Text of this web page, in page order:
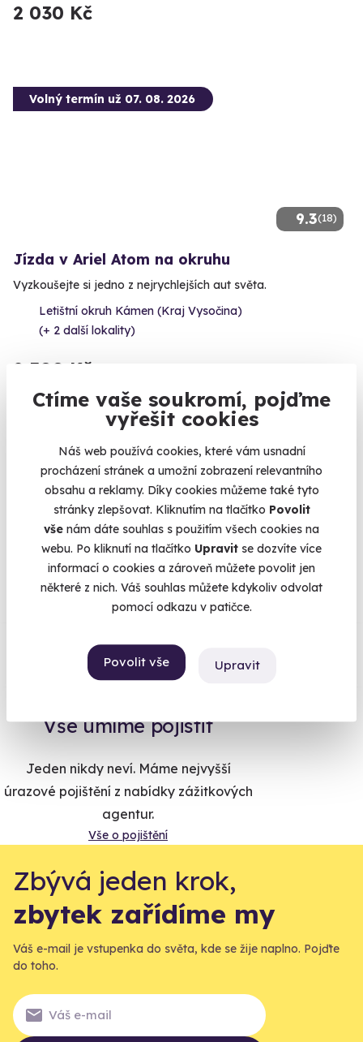
Ctíme vaše soukromí, pojďme
vyřešit cookies
Náš web používá cookies, které vám usnadní
procházení stránek a umožní zobrazení relevantního
obsahu a reklamy. Díky cookies můžeme také tyto
stránky zlepšovat. Kliknutím na tlačítko Povolit
vše nám dáte souhlas s použitím všech cookies na
webu. Po kliknutí na tlačítko Upravit se dozvíte více
informací o cookies a zároveň můžete povolit jen
některé z nich. Váš souhlas můžete kdykoliv odvolat
pomocí odkazu v patičce.
Povolit vše Upravit
2 030 Kč
9.3(18)
Volný termín už 07. 08. 2026
Jízda v Ariel Atom na okruhu
Vyzkoušejte si jedno z nejrychlejších aut světa.
Letištní okruh Kámen (Kraj Vysočina)
(+ 2 další lokality)
2 300 Kč
Zobrazit zážitky na mapě
Darujte letos neobyčejný dárek. Darujte zážitek.
Naheureka.czmáme
96% spokojenost zákazníků.
Zobraz ohlasy
Vše umíme pojistit
Jeden nikdy neví. Máme nejvyšší
úrazové pojištění z nabídky zážitkových
agentur.
Vše o pojištění
Zbývá jeden krok,
zbytek zařídíme my
Váš e-mail je vstupenka do světa, kde se žije naplno. Pojďte
do toho.